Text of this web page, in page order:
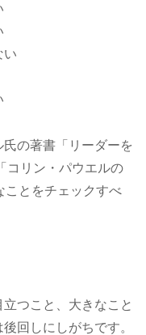
い
の著書「リーダーを
コリン・パウエルの
ことをチェックすべ
つこと、大きなこと
回しにしがちです。